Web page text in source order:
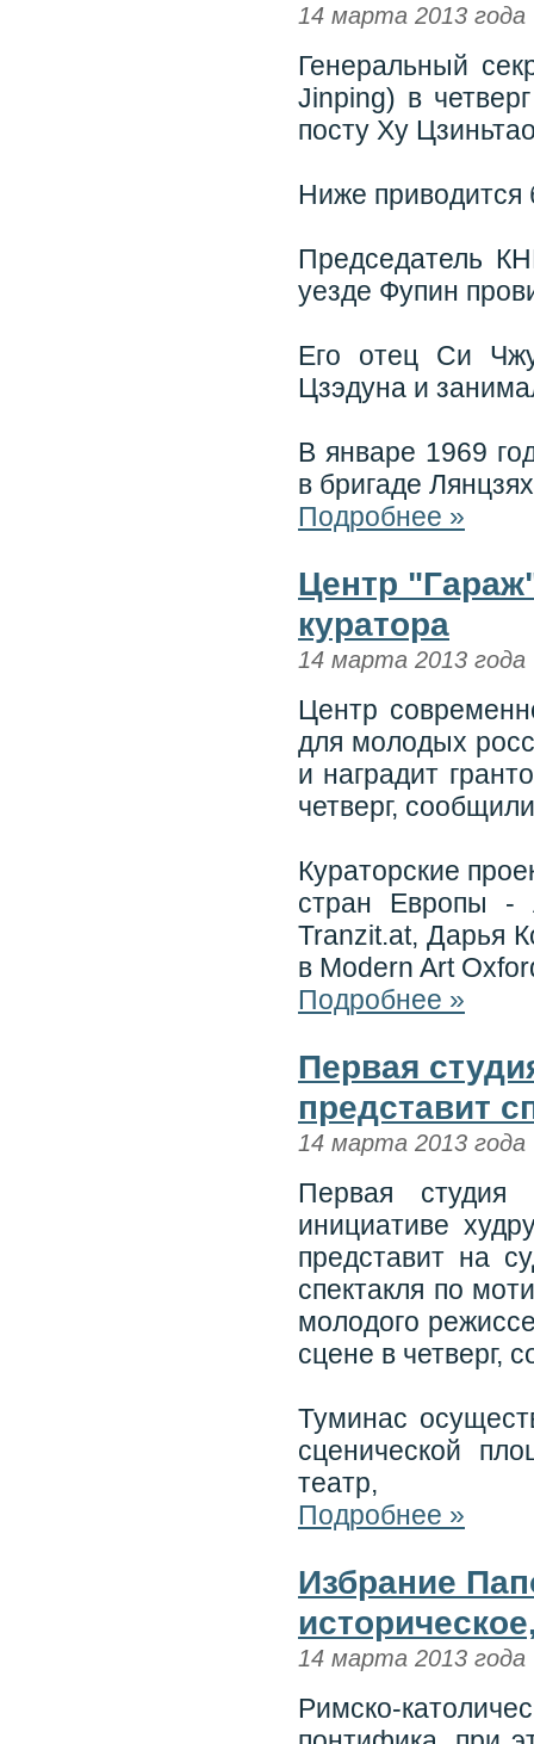
14 марта 2013 года
Генеральный
Jinping) в
посту Ху
Ниже приводится
Председатель
уезде Фупин
Его отец Си
Цзэдуна и
В январе 1969
в бригаде
Подробнее »
Центр
куратора
14 марта 2013 года
Центр
для молодых
и наградит
четверг,
Кураторские
стран Европы -
Tranzit.at, Дарья
в Modern Art
Подробнее »
Первая
представит
14 марта 2013 года
Первая студия
инициативе
представит на
спектакля по
молодого
сцене в четверг,
Туминас
сценической
театр,
Подробнее »
Избрание
14 марта 2013 года
Римско-